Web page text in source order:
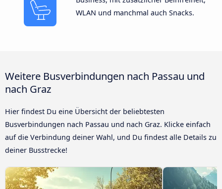
WLAN und manchmal auch Snacks.
Weitere Busverbindungen nach Passau und
nach Graz
Hier findest Du eine Übersicht der beliebtesten
Busverbindungen nach Passau und nach Graz. Klicke einfach
auf die Verbindung deiner Wahl, und Du findest alle Details zu
deiner Busstrecke!